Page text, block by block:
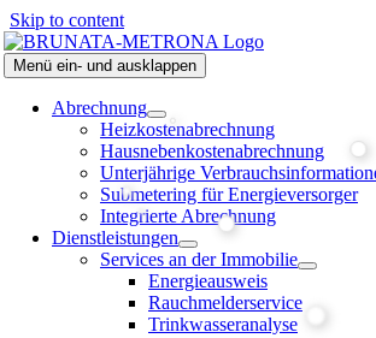
Skip to content
Menü ein- und ausklappen
Abrechnung
Heizkostenabrechnung
Hausnebenkostenabrechnung
Unterjährige
Submetering für Energieversorger
Integrierte Abrechnung
Dienstleistungen
Services an der Immobilie
Energieausweis
Rauchmelderservice
Trinkwasseranalyse